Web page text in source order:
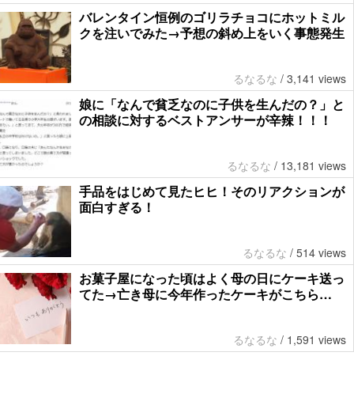
バレンタイン恒例のゴリラチョコにホットミル
クを注いでみた→予想の斜め上をいく事態発生
るなるな / 3,141 views
娘に「なんで貧乏なのに子供を生んだの？」と
の相談に対するベストアンサーが辛辣！！！
るなるな / 13,181 views
手品をはじめて見たヒヒ！そのリアクションが
面白すぎる！
るなるな / 514 views
お菓子屋になった頃はよく母の日にケーキ送っ
てた→亡き母に今年作ったケーキがこちら…
るなるな / 1,591 views